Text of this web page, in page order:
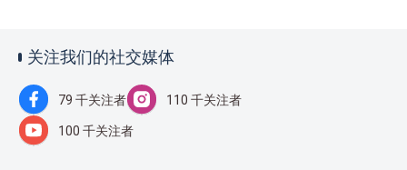
关注我们的社交媒体
79 千关注者 110 千关注者
100 千关注者